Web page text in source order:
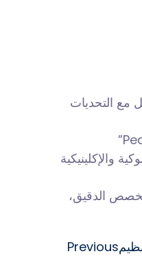
مع التحديات
والإكلينيكية
الدقيق،
Previous